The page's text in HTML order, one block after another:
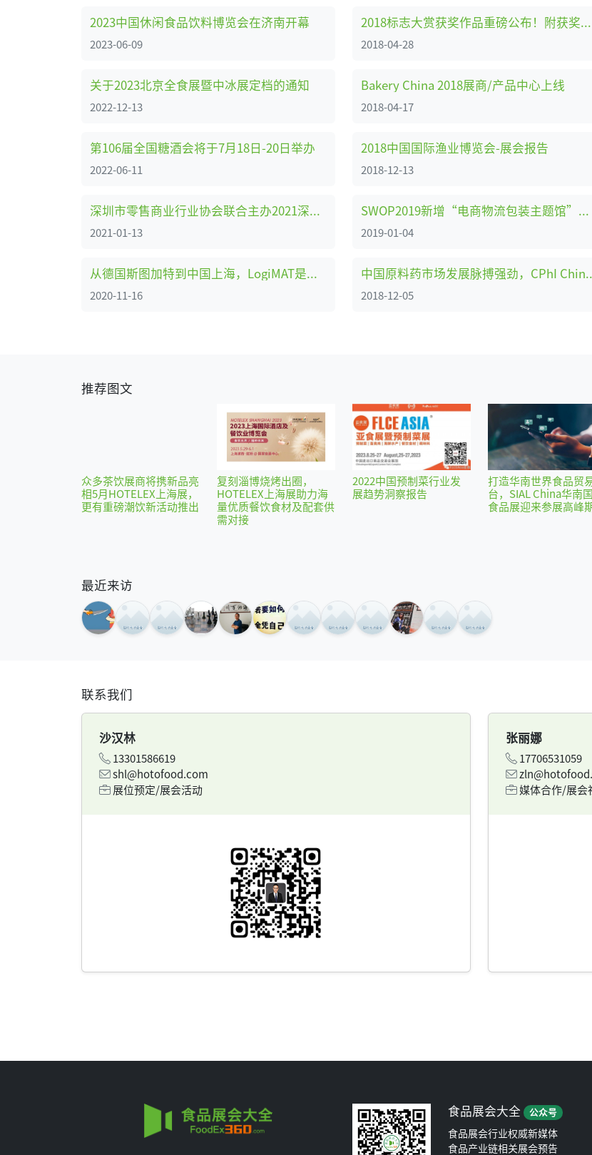
2023中国休闲食品饮料博览会在济南开幕
2023-06-09
关于2023北京全食展暨中冰展定档的通知
2022-12-13
第106届全国糖酒会将于7月18日-20日举办
2022-06-11
深圳市零售商业行业协会联合主办2021深圳国际自有品牌展
2021-01-13
从德国斯图加特到中国上海，LogiMAT是如何闪耀国际舞台的
2020-11-16
2018标志大赏获奖作品重磅公布！附获奖作品解析
2018-04-28
Bakery China 2018展商/产品中心上线
2018-04-17
2018中国国际渔业博览会-展会报告
2018-12-13
SWOP2019新增“电商物流包装主题馆”——共享新零售时代商机
2019-01-04
中国原料药市场发展脉搏
2018-12-05
推荐图文
众多茶饮展商将携新品亮
相5月HOTELEX上海展，
更有重磅潮饮新活动推出
复刻淄博烧烤出圈，
HOTELEX上海展助力海
量优质餐饮食材及配套供
需对接
2022中国预制菜行业发
展趋势洞察报告
打造华南世界食品贸
台，SIAL China华南
食品展迎来参展高峰
最近来访
联系我们
沙汉林
13301586619
shl@hotofood.com
展位预定/展会活动
张丽娜
17706531059
媒体合作/展会
食品展会大全 公众号
食品展会行业权威新媒体
食品产业链相关展会预告